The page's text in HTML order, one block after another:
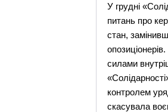
У грудні
питань про
стан,
силами
контролем
скасувала